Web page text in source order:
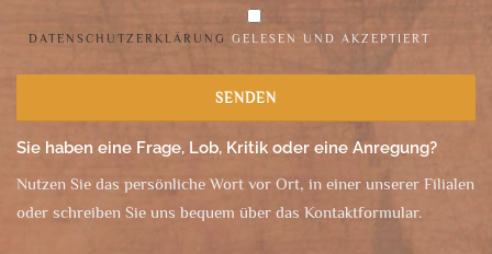
DATENSCHUTZERKLÄRUNG GELESEN UND AKZEPTIERT
Sie haben eine Frage, Lob, Kritik oder eine Anregung?
Nutzen Sie das persönliche Wort vor Ort, in einer unserer Filialen
oder schreiben Sie uns bequem über das Kontaktformular.